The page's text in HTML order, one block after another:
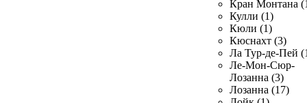
Кран Монтана
Кулли (1)
Кюли (1)
Кюснахт (3)
Ла Тур-де-Пей
Ле-Мон-Сюр-
Лозанна (3)
Лозанна (17)